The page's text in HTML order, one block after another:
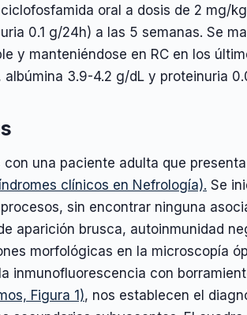
oral a dosis de 2 mg/
0.1 g/24h) a las 5 semanas. Se
y manteniéndose en RC en los
3.9-4.2 g/dL y proteinuria
con una paciente adulta que
clínicos en Nefrología). Se
sin encontrar ninguna
aparición brusca, autoinmunidad
morfológicas en la microscopía
inmunofluorescencia con
Figura 1), nos establecen el